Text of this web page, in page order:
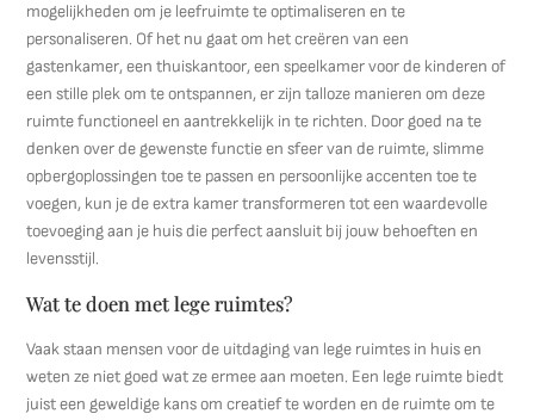
mogelijkheden om je leefruimte te optimaliseren en te
personaliseren. Of het nu gaat om het creëren van een
gastenkamer, een thuiskantoor, een speelkamer voor de kinderen of
een stille plek om te ontspannen, er zijn talloze manieren om deze
ruimte functioneel en aantrekkelijk in te richten. Door goed na te
denken over de gewenste functie en sfeer van de ruimte, slimme
opbergoplossingen toe te passen en persoonlijke accenten toe te
voegen, kun je de extra kamer transformeren tot een waardevolle
toevoeging aan je huis die perfect aansluit bij jouw behoeften en
levensstijl.
Wat te doen met lege ruimtes?
Vaak staan mensen voor de uitdaging van lege ruimtes in huis en
weten ze niet goed wat ze ermee aan moeten. Een lege ruimte biedt
juist een geweldige kans om creatief te worden en de ruimte om te